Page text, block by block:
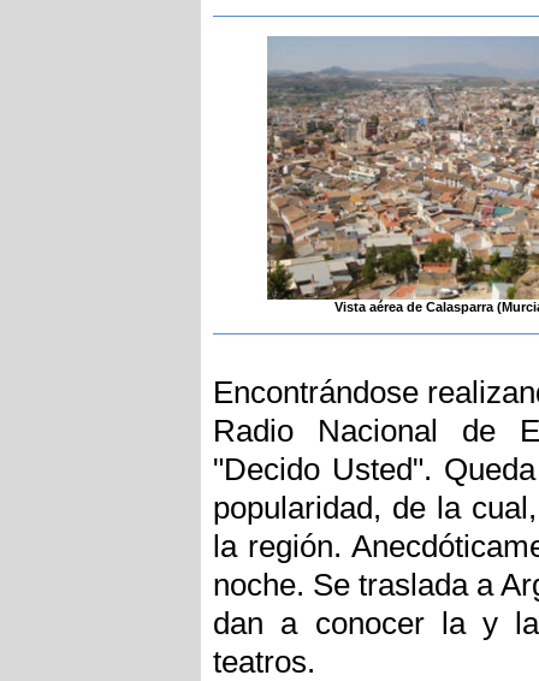
Vista aérea de Calasparra
Encontrándose
Radio Nacional de
"Decido Usted".
popularidad, de la
la región.
noche. Se traslada a
dan a conocer la y
teatros.